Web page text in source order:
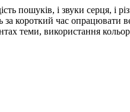
пошуків, і звуки серця, і
короткий час опрацювати
теми, використання